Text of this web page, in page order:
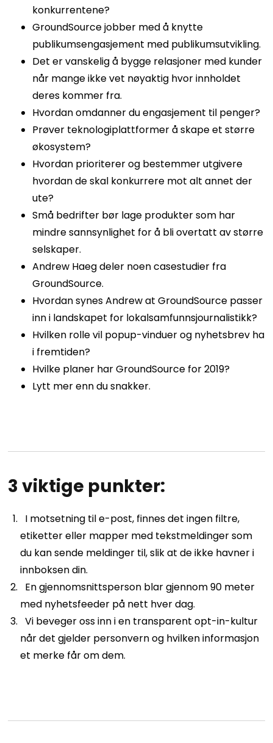
konkurrentene?
GroundSource jobber med å knytte
publikumsengasjement med publikumsutvikling.
Det er vanskelig å bygge relasjoner med kunder
når mange ikke vet nøyaktig hvor innholdet
deres kommer fra.
Hvordan omdanner du engasjement til penger?
Prøver teknologiplattformer å skape et større
økosystem?
Hvordan prioriterer og bestemmer utgivere
hvordan de skal konkurrere mot alt annet der
ute?
Små bedrifter bør lage produkter som har
mindre sannsynlighet for å bli overtatt av større
selskaper.
Andrew Haeg deler noen casestudier fra
GroundSource.
Hvordan synes Andrew at GroundSource passer
inn i landskapet for lokalsamfunnsjournalistikk?
Hvilken rolle vil popup-vinduer og nyhetsbrev ha
i fremtiden?
Hvilke planer har GroundSource for 2019?
Lytt mer enn du snakker.
3 viktige punkter:
I motsetning til e-post, finnes det ingen filtre,
etiketter eller mapper med tekstmeldinger som
du kan sende meldinger til, slik at de ikke havner i
innboksen din.
En gjennomsnittsperson blar gjennom 90 meter
med nyhetsfeeder på nett hver dag.
Vi beveger oss inn i en transparent opt-in-kultur
når det gjelder personvern og hvilken informasjon
et merke får om dem.